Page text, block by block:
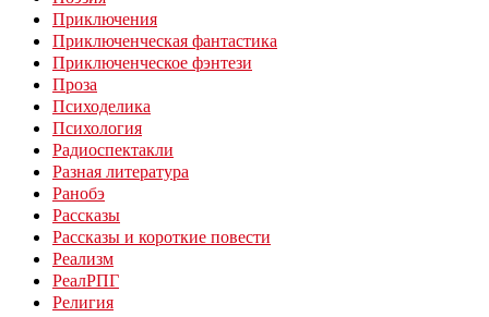
Приключения
Приключенческая фантастика
Приключенческое фэнтези
Проза
Психоделика
Психология
Радиоспектакли
Разная литература
Ранобэ
Рассказы
Рассказы и короткие повести
Реализм
РеалРПГ
Религия